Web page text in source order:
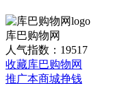
库巴购物网
人气指数：19517
收藏库巴购物网
推广本商城挣钱